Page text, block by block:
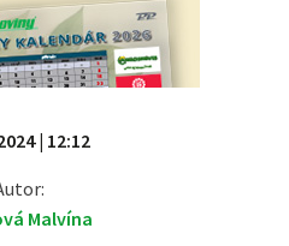
| 12:12
Malvína